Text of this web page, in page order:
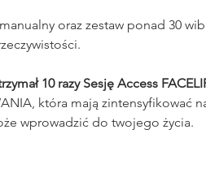
oraz zestaw ponad 30
10 razy Sesję Access
która mają zintensyfikować
wprowadzić do twojego życia.